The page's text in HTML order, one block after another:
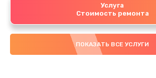
Услуга
Стоимость ремонта
ПОКАЗАТЬ ВСЕ УСЛУГИ